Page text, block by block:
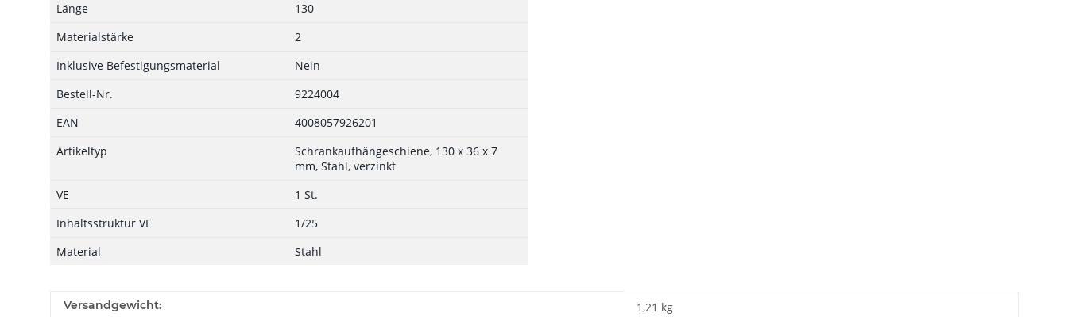
Länge
130
Materialstärke
2
Inklusive Befestigungsmaterial
Nein
Bestell-Nr.
9224004
EAN
4008057926201
Artikeltyp
Schrankaufhängeschiene, 130 x 36 x 7
mm, Stahl, verzinkt
VE
1 St.
Inhaltsstruktur VE
1/25
Material
Stahl
Produkteigenschaft
Wert
Versandgewicht: 1,21 kg